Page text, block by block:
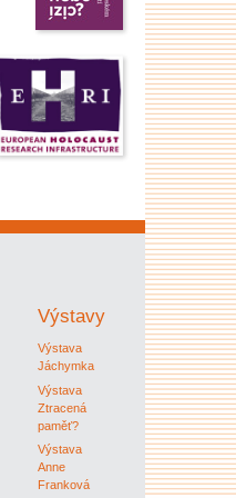
Výstavy
Výstava
Jáchymka
Výstava
Ztracená
paměť?
Výstava
Anne
Franková